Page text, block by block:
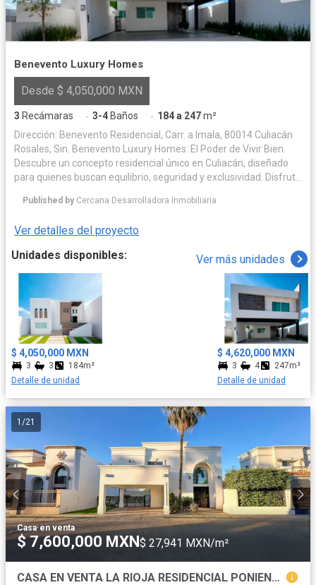
Benevento Luxury Homes
Desde $ 4,050,000 MXN
3 Recámaras · 3-4 Baños · 184 a 247m²
Dirección: Benevento Residencial, Carr. a Imala, 80014 Culiacán
Rosales, Sin. Benevento Luxury Homes: El Poder de Vivir Bien.
Descubre un concepto residencial único en Culiacán, diseñado
para quienes buscan equilibrio, seguridad y exclusividad. Disfruta
—como alberca, casa club y áreas pet friendly—, Ven y conoce el
Amenidades: - Alberca - Casa Club - Asadores - Kids Zone -
Baños - Cerca Eléctrica - Ciclovía - Áreas verdes - Pet Friendly -
Control de Acceso - Piñatero
Published by Cercana Desarrolladora Inmobiliaria
Ver detalles del proyecto
Unidades disponibles:
Ver más unidades
$ 4,050,000 MXN
3 3
184m²
Detalle de unidad
$ 4,620,000 MXN
3 4
247m²
Detalle de unidad
1 /21
Casa·en venta
$ 7,600,000 MXN $ 27,941 MXN/m²
CASA EN VENTA LA RIOJA RESIDENCIAL PONIENTE